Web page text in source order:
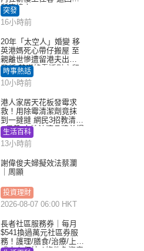
所墮樓亡
突發
16小時前
20年「太空人」婚變 移
英港媽死心帶仔搬屋 至
親離世慘遭留港夫出軌
背叛 苦嘆終看透對方留
港「真相」｜Juicy叮
時事熱話
10小時前
港人家居天花板發霉求
救！用除霉清潔劑竟抹
到一撻撻 網民3招教清潔
+保養 本地油漆品牌曾提
醒勿用1物防變色
生活百科
13小時前
謝偉俊夫婦擬效法蔡瀾
｜周顯
投資理財
2026-08-07 06:00 HKT
長者社區服務券｜每月
$541換過萬元社區券服
務！護理/膳食/治療/上門